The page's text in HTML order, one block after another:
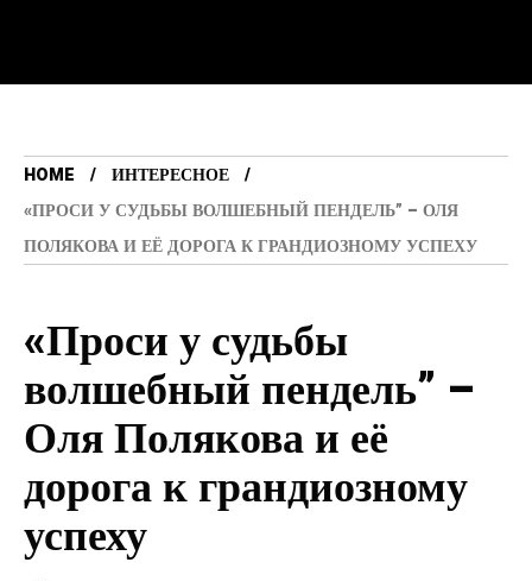
HOME
ИНТЕРЕСНОЕ
«ПРОСИ У СУДЬБЫ ВОЛШЕБНЫЙ ПЕНДЕЛЬ” – ОЛЯ
ПОЛЯКОВА И ЕЁ ДОРОГА К ГРАНДИОЗНОМУ УСПЕХУ
«Проси у судьбы
волшебный пендель” –
Оля Полякова и её
дорога к грандиозному
успеху